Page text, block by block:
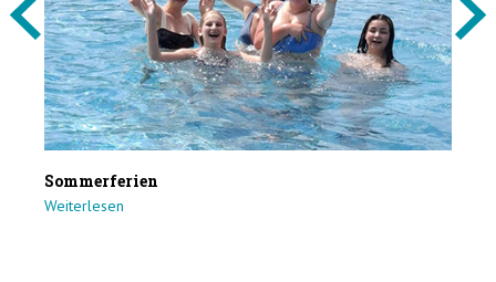
Sommerferien
Weiterlesen
Previous Next